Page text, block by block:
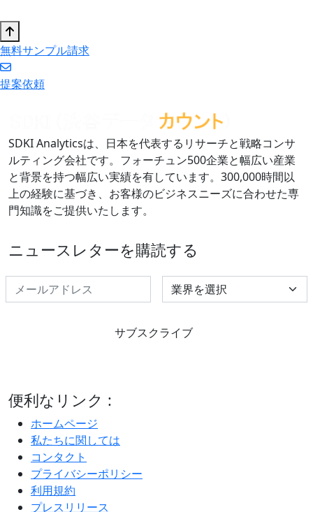
無料サンプル請求
提案依頼
SDKI Analyticsは、日本を代表するリサーチと戦略コンサ
ルティング会社です。フォーチュン500企業と幅広い産業
と背景を持つ幅広い実績を有しています。300,000時間以
上の経験に基づき、お客様のビジネスニーズに合わせた専
門知識をご提供いたします。
ニュースレターを購読する
Select Industry
サブスクライブ
便利なリンク :
ホームページ
私たちに関しては
コンタクト
プライバシーポリシー
利用規約
プレスリリース